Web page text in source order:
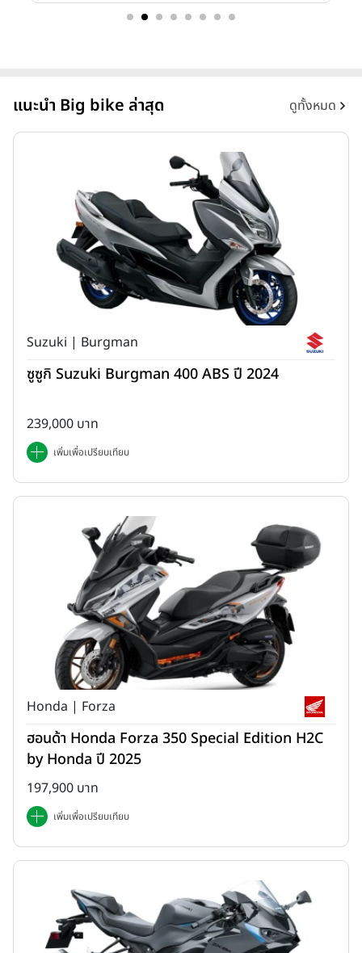
ด้านเทคโนโลยีการใช้งาน
มาพร้อมหน้าจอเรือน
ไมล์แบบ Digital แสดงข้อมูลการขับขี่อย่างครบถ้วน ทั้งความเร็ว ระดับ
น้ำมันเชื้อเพลิง ตำแหน่งเกียร์ และระยะทาง เพิ่มความสะดวกด้วยฮุก
แขวนของแบบ Build-in ช่องเก็บของด้านหน้าขนาดใหญ่
แนะนำ Big bike ล่าสุด ดูทั้งหมด
Suzuki | Burgman
ซูซูกิ Suzuki Burgman 400 ABS ปี 2024
239,000 บาท
เพิ่มเพื่อเปรียบเทียบ
Honda | Forza
ฮอนด้า Honda Forza 350 Special Edition H2C
by Honda ปี 2025
197,900 บาท
เพิ่มเพื่อเปรียบเทียบ